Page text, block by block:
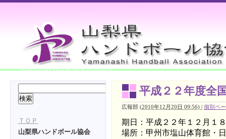
Yamanashi Handball Association
平成２２年度全
広報部 (2010年12月20日 09:56) | 個別ペ
期日：平成２２年１２月１
場所：甲州市塩山体育館・
ＴＯＰ
山梨県ハンドボール協会